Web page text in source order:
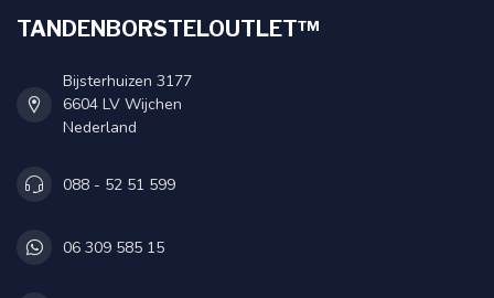
TANDENBORSTELOUTLET™
Bijsterhuizen 3177
6604 LV Wijchen
Nederland
088 - 52 51 599
06 309 585 15